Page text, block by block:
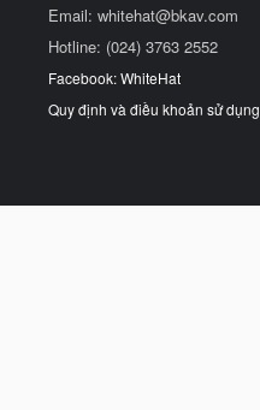
Email: whitehat@bkav.com
Hotline: (024) 3763 2552
Facebook: WhiteHat
Quy định và điều khoản sử dụng